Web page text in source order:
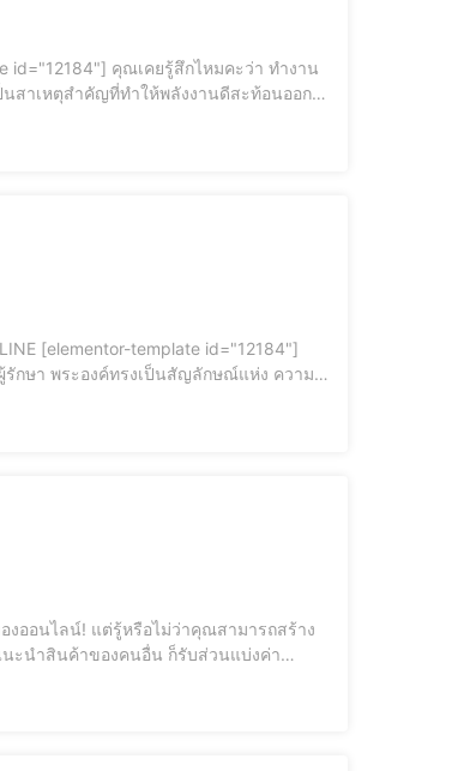
สาเหตุสำคัญที่ทำให้พลังงานดีสะท้อนออก
กษา พระองค์ทรงเป็นสัญลักษณ์แห่ง ความ
นะนำสินค้าของคนอื่น ก็รับส่วนแบ่งค่า